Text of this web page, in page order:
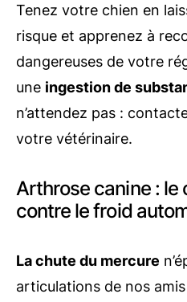
Tenez votre chien en
risque et apprenez à
dangereuses de votre
une ingestion de
n’attendez pas :
votre vétérinaire.
Arthrose canine :
contre le froid
La chute du mercure
articulations de nos